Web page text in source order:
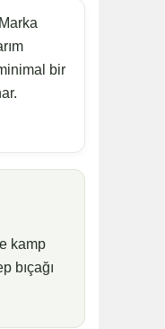
Marka
bir
kamp
bıçağı